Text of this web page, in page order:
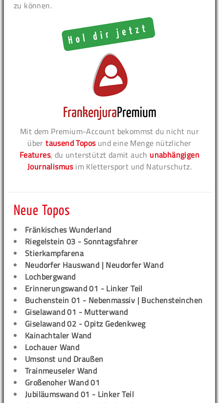
zu können.
Mit dem Premium-Account bekommst du nicht nur
übertausend Toposund eine Menge nützlicher
Features, du unterstützt damit auch unabhängigen
Journalismusim Klettersport und Naturschutz.
Neue Topos
Fränkisches Wunderland
Riegelstein 03 - Sonntagsfahrer
Stierkampfarena
Neudorfer Hauswand | Neudorfer Wand
Lochbergwand
Erinnerungswand 01 - Linker Teil
Buchenstein 01 - Nebenmassiv | Buchensteinchen
Giselawand 01 - Mutterwand
Giselawand 02 - Opitz Gedenkweg
Kainachtaler Wand
Lochauer Wand
Umsonst und Draußen
Trainmeuseler Wand
Großenoher Wand 01
Jubiläumswand 01 - Linker Teil